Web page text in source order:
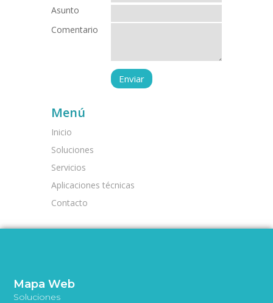
Asunto
Comentario
Menú
Inicio
Soluciones
Servicios
Aplicaciones técnicas
Contacto
Mapa Web
Soluciones